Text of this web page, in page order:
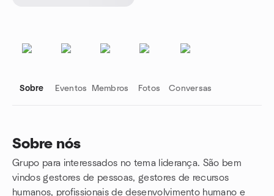
Sobre Eventos Membros Fotos Conversas
Sobre nós
Grupo para interessados no tema liderança. São bem
vindos gestores de pessoas, gestores de recursos
humanos, profissionais de desenvolvimento humano e
Links do grupo